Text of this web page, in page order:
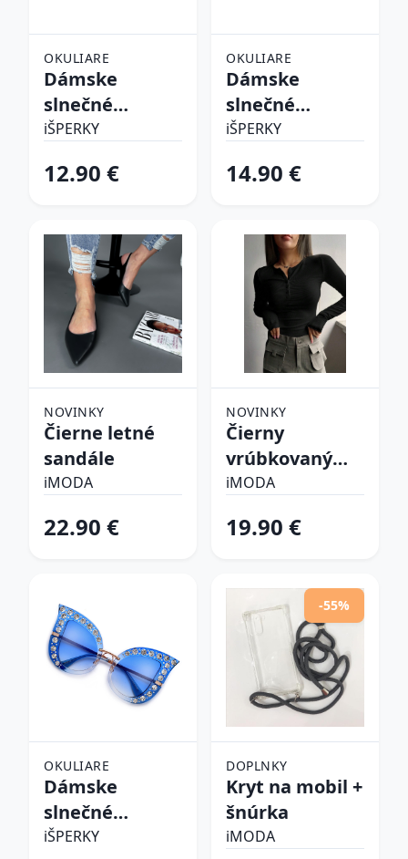
OKULIARE
Dámske
slnečné
okuliare
iŠPERKY
12.90 €
OKULIARE
Dámske
slnečné
okuliare
iŠPERKY
14.90 €
NOVINKY
Čierne letné
sandále
iMODA
22.90 €
NOVINKY
Čierny
vrúbkovaný
top
iMODA
19.90 €
OKULIARE
Dámske
slnečné
okuliare
iŠPERKY
-55%
DOPLNKY
Kryt na mobil +
šnúrka
iMODA